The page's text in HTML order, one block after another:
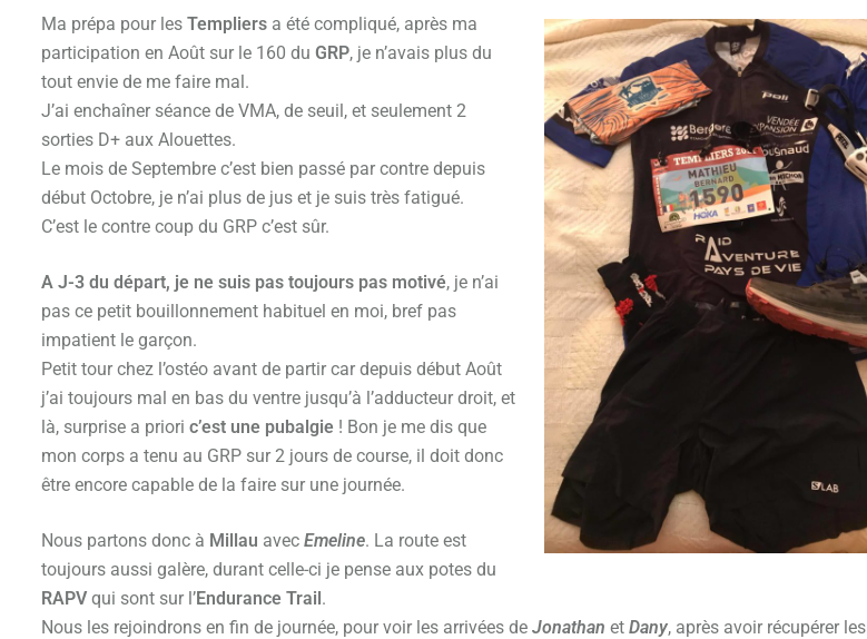
Ma prépa pour les Templiers a été compliqué, après ma
participation en Août sur le 160 du GRP, je n’avais plus du
tout envie de me faire mal.
J’ai enchaîner séance de VMA, de seuil, et seulement 2
sorties D+ aux Alouettes.
Le mois de Septembre c’est bien passé par contre depuis
début Octobre, je n’ai plus de jus et je suis très fatigué.
C’est le contre coup du GRP c’est sûr.
A J-3 du départ, je ne suis pas toujours pas motivé, je n’ai
pas ce petit bouillonnement habituel en moi, bref pas
impatient le garçon.
Petit tour chez l’ostéo avant de partir car depuis début Août
j’ai toujours mal en bas du ventre jusqu’à l’adducteur droit, et
là, surprise a priori c’est une pubalgie ! Bon je me dis que
mon corps a tenu au GRP sur 2 jours de course, il doit donc
être encore capable de la faire sur une journée.
Nous partons donc à Millau avec Emeline. La route est
toujours aussi galère, durant celle-ci je pense aux potes du
RAPV qui sont sur l’Endurance Trail.
Nous les rejoindrons en fin de journée, pour voir les arrivées de Jonathan et Dany, après avoir récupérer les